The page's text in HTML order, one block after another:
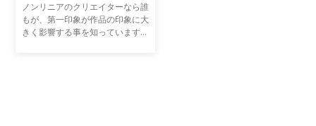
ノンリニアのクリエイターなら誰
もが、第一印象が作品の印象に大
きく影響する事を知っています。